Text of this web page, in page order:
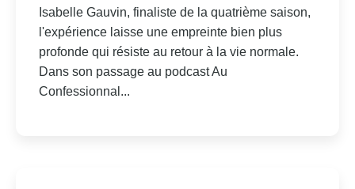
Isabelle Gauvin, finaliste de la quatrième saison,
l'expérience laisse une empreinte bien plus
profonde qui résiste au retour à la vie normale.
Dans son passage au podcast Au
Confessionnal...